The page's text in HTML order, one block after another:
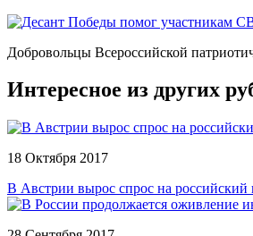
Добровольцы Всероссийской
Интересное из других
18 Октября 2017
В Австрии вырос спрос на российский